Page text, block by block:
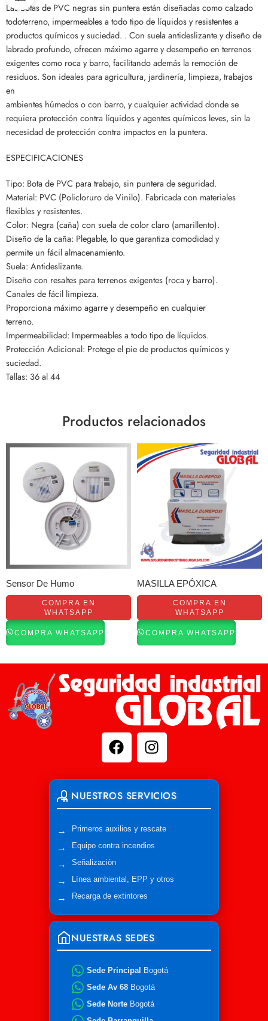
Las botas de PVC negras sin puntera están diseñadas como calzado
todoterreno, impermeables a todo tipo de líquidos y resistentes a
productos químicos y suciedad. . Con suela antideslizante y diseño de
labrado profundo, ofrecen máximo agarre y desempeño en terrenos
exigentes como roca y barro, facilitando además la remoción de
residuos. Son ideales para agricultura, jardinería, limpieza, trabajos
en
ambientes húmedos o con barro, y cualquier actividad donde se
requiera protección contra líquidos y agentes químicos leves, sin la
necesidad de protección contra impactos en la puntera.
ESPECIFICACIONES
Tipo: Bota de PVC para trabajo, sin puntera de seguridad.
Material: PVC (Policloruro de Vinilo). Fabricada con materiales
flexibles y resistentes.
Color: Negra (caña) con suela de color claro (amarillento).
Diseño de la caña: Plegable, lo que garantiza comodidad y
permite un fácil almacenamiento.
Suela: Antideslizante.
Diseño con resaltes para terrenos exigentes (roca y barro).
Canales de fácil limpieza.
Proporciona máximo agarre y desempeño en cualquier
terreno.
Impermeabilidad: Impermeables a todo tipo de líquidos.
Protección Adicional: Protege el pie de productos químicos y
suciedad.
Tallas: 36 al 44
Productos relacionados
Sensor De Humo
COMPRA EN
WHATSAPP
COMPRA WHATSAPP
MASILLA EPÓXICA
COMPRA EN
WHATSAPP
COMPRA WHATSAPP
NUESTROS SERVICIOS
Primeros auxilios y rescate
Equipo contra incendios
Señalizaciòn
Línea ambiental, EPP y otros
Recarga de extintores
NUESTRAS SEDES
Sede Principal Bogotá
Sede Av 68 Bogotá
Sede Norte Bogotá